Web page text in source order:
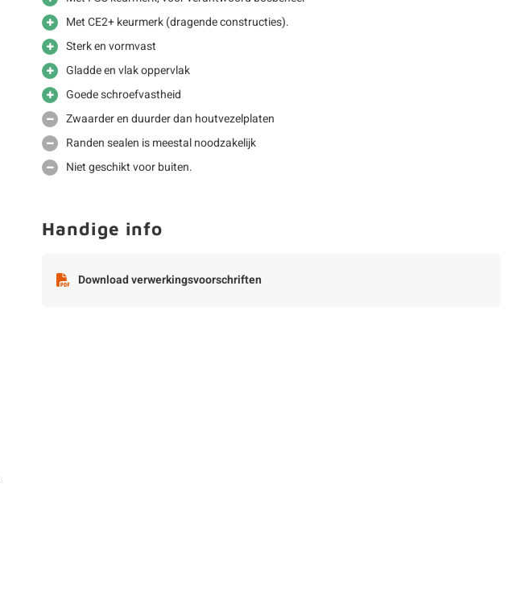
Met CE2+ keurmerk (dragende constructies).
Sterk en vormvast
Gladde en vlak oppervlak
Goede schroefvastheid
Zwaarder en duurder dan houtvezelplaten
Randen sealen is meestal noodzakelijk
Niet geschikt voor buiten.
Handige info
Download verwerkingsvoorschriften